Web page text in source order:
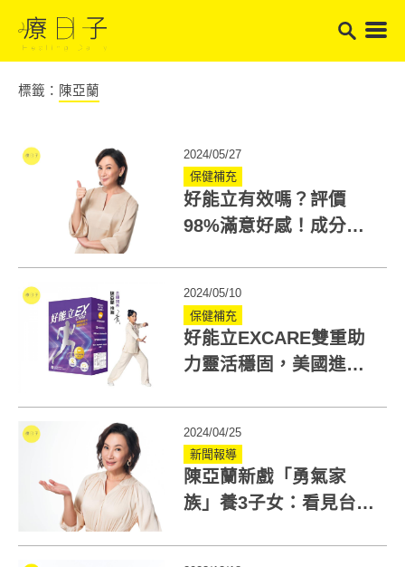
標籤： 陳亞蘭
2024/05/27
保健補充
好能立有效嗎？評價
98%滿意好感！成分、
2024/05/10
保健補充
好能立EXCARE雙重助
力靈活穩固，美國進口
2024/04/25
新聞報導
陳亞蘭新戲「勇氣家
族」養3子女：看見台灣